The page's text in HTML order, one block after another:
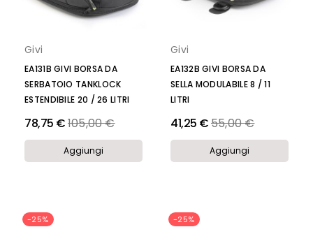
Givi
EA131B GIVI BORSA DA
SERBATOIO TANKLOCK
ESTENDIBILE 20 / 26 LITRI
78,75 €Prezzo
105,00 €
Aggiungi
Givi
EA132B GIVI BORSA DA
SELLA MODULABILE 8 / 11
LITRI
41,25 €Prezzo
55,00 €
Aggiungi
-25% -25%